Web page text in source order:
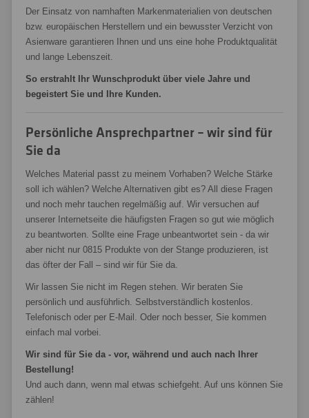
Der Einsatz von namhaften Markenmaterialien von deutschen
bzw. europäischen Herstellern und ein bewusster Verzicht von
Asienware garantieren Ihnen und uns eine hohe Produktqualität
und lange Lebenszeit.
So erstrahlt Ihr Wunschprodukt über viele Jahre und
begeistert Sie und Ihre Kunden.
Persönliche Ansprechpartner – wir sind für
Sie da
Welches Material passt zu meinem Vorhaben? Welche Stärke
soll ich wählen? Welche Alternativen gibt es? All diese Fragen
und noch mehr tauchen regelmäßig auf. Wir versuchen auf
unserer Internetseite die häufigsten Fragen so gut wie möglich
zu beantworten. Sollte eine Frage unbeantwortet sein - da wir
aber nicht nur 0815 Produkte von der Stange produzieren, ist
das öfter der Fall – sind wir für Sie da.
Wir lassen Sie nicht im Regen stehen. Wir beraten Sie
persönlich und ausführlich. Selbstverständlich kostenlos.
Telefonisch oder per E-Mail. Oder noch besser, Sie kommen
einfach mal vorbei.
Wir sind für Sie da - vor, während und auch nach Ihrer
Bestellung!
Und auch dann, wenn mal etwas schiefgeht. Auf uns können Sie
zählen!